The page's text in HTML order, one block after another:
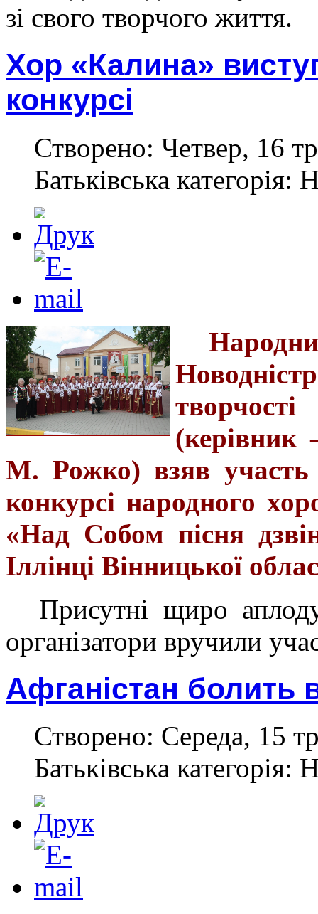
зі свого творчого життя.
Хор «Калина»
конкурсі
Створено: Четвер, 16
Батьківська категорія:
(керівник
М. Рожко) взяв участь
конкурсі народного
«Над Собом пісня
Іллінці Вінницької
Присутні щиро
організатори вручили
Афганістан болить
Створено: Середа, 15
Батьківська категорія: